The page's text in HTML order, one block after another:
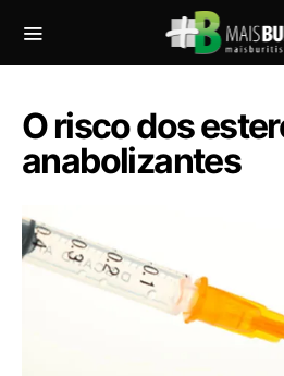
O risco dos
anabolizantes